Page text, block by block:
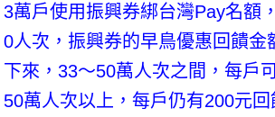
3萬戶使用振興券綁台灣Pay名額
0人次，振興券的早鳥優惠回饋金
下來，33～50萬人次之間，每戶
50萬人次以上，每戶仍有200元回